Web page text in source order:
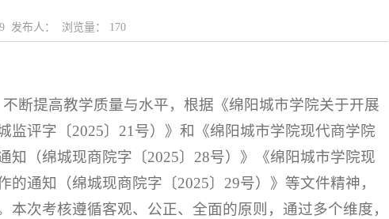
发布人： 浏览量： 170
断提高教学质量与水平，根据《绵阳城市学院关于开展
监评字〔2025〕21号）》和《绵阳城市学院现代商学院
知（绵城现商院字〔2025〕28号）》《绵阳城市学院现
通知（绵城现商院字〔2025〕29号）》等文件精神，
次考核遵循客观、公正、全面的原则，通过多个维度，